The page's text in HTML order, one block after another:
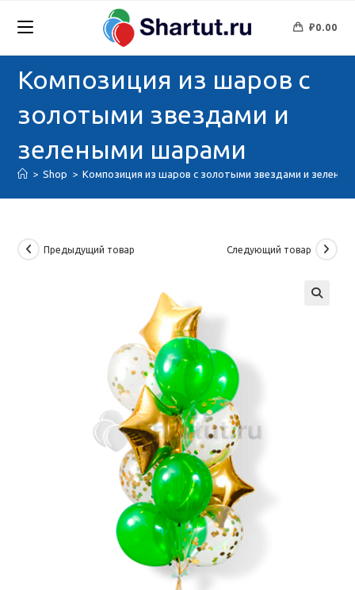
₽0.00
Композиция из шаров с
золотыми звездами и
зелеными шарами
> Shop > Композиция из шаров с золотыми звездами и
Предыдущий товар Следующий товар